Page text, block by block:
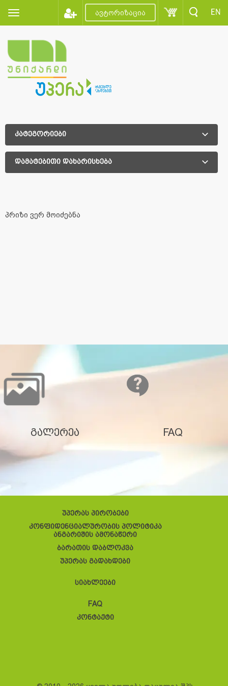
ავტორიზაცია EN
კატეგორიები
დამატებითი დახარისხება
პრიზი ვერ მოიძებნა
გალერეა FAQ
უპერას პირობები
კონფიდენციალურობის პოლიტიკა
ანგარიშის ამონაწერი
ბარათის დაბლოკვა
უპერას გადახდები
სიახლეები
FAQ
კონტაქტი